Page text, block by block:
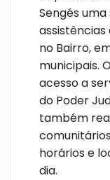
Sengés
no Bairro,
municipais.
acesso a
do Poder
também
horários e
dia.